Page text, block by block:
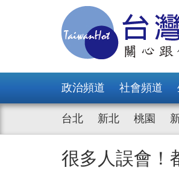
政治頻道 社會頻道
台北 新北 桃園
很多人誤會